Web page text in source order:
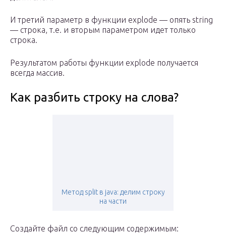
И третий параметр в функции explode — опять string
— строка, т.е. и вторым параметром идет только
строка.
Результатом работы функции explode получается
всегда массив.
Как разбить строку на слова?
Метод split в java: делим строку
на части
Создайте файл со следующим содержимым: